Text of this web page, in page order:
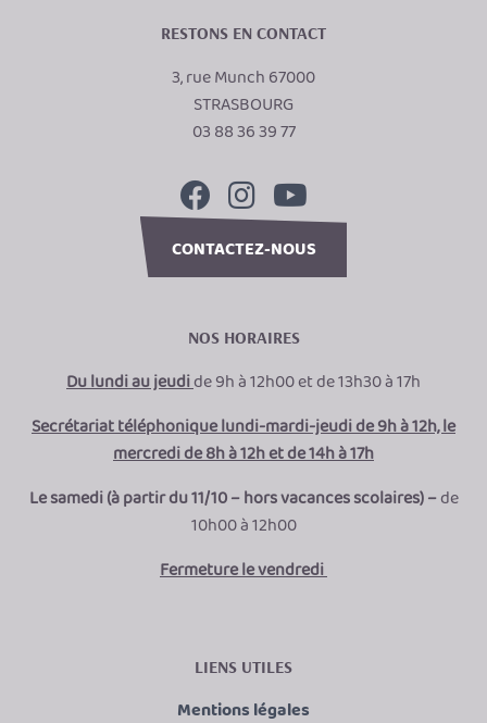
RESTONS EN CONTACT
3, rue Munch 67000
STRASBOURG
03 88 36 39 77
CONTACTEZ-NOUS
NOS HORAIRES
Du lundi au jeudide 9h à 12h00 et de 13h30 à 17h
Secrétariat téléphonique lundi-mardi-jeudi de 9h à 12h, le
mercredi de 8h à 12h et de 14h à 17h
Le samedi (à partir du 11/10 – hors vacances scolaires) –de
10h00 à 12h00
Fermeture le vendredi
LIENS UTILES
Mentions légales